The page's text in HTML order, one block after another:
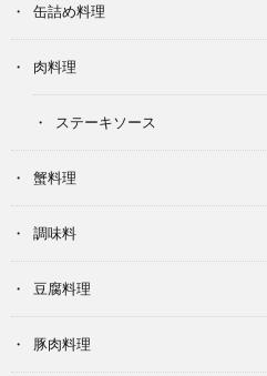
缶詰め料理
肉料理
ステーキソース
蟹料理
調味料
豆腐料理
豚肉料理